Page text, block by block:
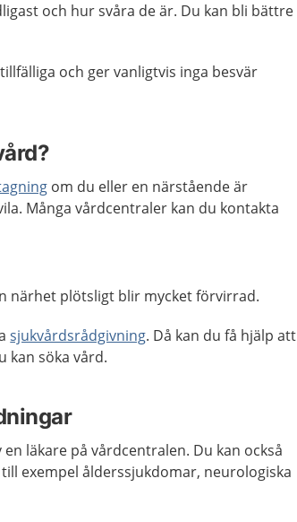
och hur svåra de är. Du kan bli bättre
och ger vanligtvis inga besvär
om du eller en närstående är
Många vårdcentraler kan du kontakta
närhet plötsligt blir mycket förvirrad.
sjukvårdsrådgivning. Då kan du få hjälp att
kan söka vård.
läkare på vårdcentralen. Du kan också
exempel ålderssjukdomar, neurologiska